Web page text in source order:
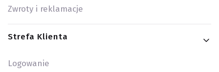
Zwroty i reklamacje
Strefa Klienta
Logowanie